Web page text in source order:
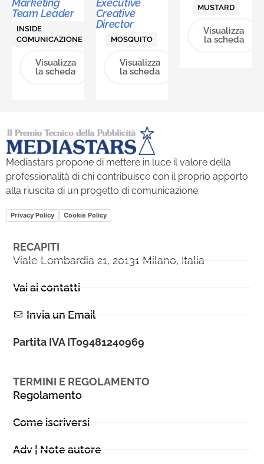
Marketing
Team Leader
INSIDE
COMUNICAZIONE
Visualizza
la scheda
Executive
Creative
Director
MOSQUITO
Visualizza
la scheda
MUSTARD
Visualizza
la scheda
Mediastars propone di mettere in luce il valore della
professionalità di chi contribuisce con il proprio apporto
alla riuscita di un progetto di comunicazione.
Privacy Policy Cookie Policy
RECAPITI
Viale Lombardia 21, 20131 Milano, Italia
Vai ai contatti
Invia un Email
Partita IVA IT09481240969
TERMINI E REGOLAMENTO
Regolamento
Come iscriversi
Adv | Note autore